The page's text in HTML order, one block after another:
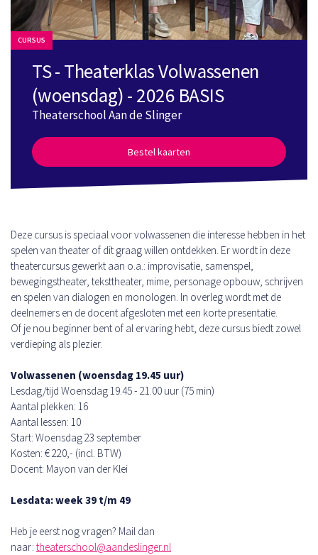
CURSUS
TS - Theaterklas Volwassenen
(woensdag) - 2026 BASIS
Theaterschool Aan de Slinger
Bestel kaarten
Deze cursus is speciaal voor volwassenen die interesse hebben in het
spelen van theater of dit graag willen ontdekken. Er wordt in deze
theatercursus gewerkt aan o.a.: improvisatie, samenspel,
bewegingstheater, teksttheater, mime, personage opbouw, schrijven
en spelen van dialogen en monologen. In overleg wordt met de
deelnemers en de docent afgesloten met een korte presentatie.
Of je nou beginner bent of al ervaring hebt, deze cursus biedt zowel
verdieping als plezier.
Volwassenen (woensdag 19.45 uur)
Lesdag/tijd Woensdag 19.45 - 21.00 uur (75 min)
Aantal plekken: 16
Aantal lessen: 10
Start: Woensdag 23 september
Kosten: € 220,- (incl. BTW)
Docent: Mayon van der Klei
Lesdata: week 39 t/m 49
Heb je eerst nog vragen? Mail dan
naar: theaterschool@aandeslinger.nl